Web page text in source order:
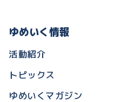
ゆめいく情報
活動紹介
トピックス
ゆめいくマガジン